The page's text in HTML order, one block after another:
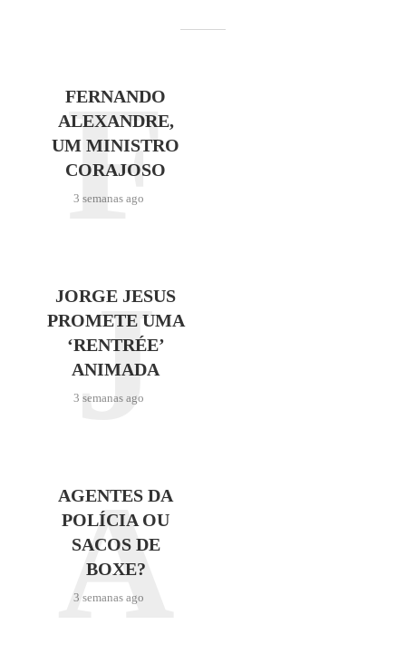
FERNANDO
ALEXANDRE,
UM MINISTRO
CORAJOSO
3 semanas ago
F
JORGE JESUS
PROMETE UMA
‘RENTRÉE’
ANIMADA
3 semanas ago
J
AGENTES DA
POLÍCIA OU
SACOS DE
BOXE?
3 semanas ago
A